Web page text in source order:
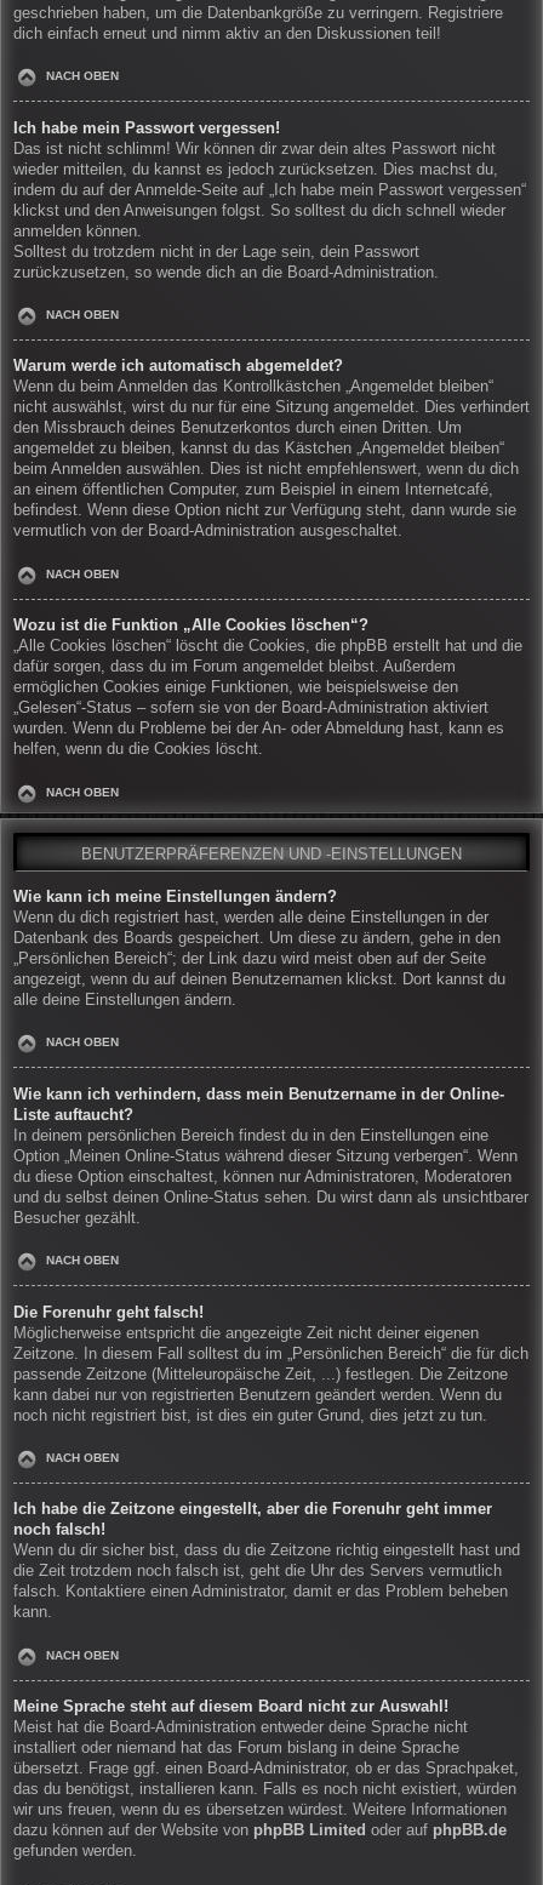
geschrieben haben, um die Datenbankgröße zu verringern. Registriere
dich einfach erneut und nimm aktiv an den Diskussionen teil!
NACH OBEN
Ich habe mein Passwort vergessen!
Das ist nicht schlimm! Wir können dir zwar dein altes Passwort nicht
wieder mitteilen, du kannst es jedoch zurücksetzen. Dies machst du,
indem du auf der Anmelde-Seite auf „Ich habe mein Passwort vergessen“
klickst und den Anweisungen folgst. So solltest du dich schnell wieder
anmelden können.
Solltest du trotzdem nicht in der Lage sein, dein Passwort
zurückzusetzen, so wende dich an die Board-Administration.
NACH OBEN
Warum werde ich automatisch abgemeldet?
Wenn du beim Anmelden das Kontrollkästchen „Angemeldet bleiben“
nicht auswählst, wirst du nur für eine Sitzung angemeldet. Dies verhindert
den Missbrauch deines Benutzerkontos durch einen Dritten. Um
angemeldet zu bleiben, kannst du das Kästchen „Angemeldet bleiben“
beim Anmelden auswählen. Dies ist nicht empfehlenswert, wenn du dich
an einem öffentlichen Computer, zum Beispiel in einem Internetcafé,
befindest. Wenn diese Option nicht zur Verfügung steht, dann wurde sie
vermutlich von der Board-Administration ausgeschaltet.
NACH OBEN
Wozu ist die Funktion „Alle Cookies löschen“?
„Alle Cookies löschen“ löscht die Cookies, die phpBB erstellt hat und die
dafür sorgen, dass du im Forum angemeldet bleibst. Außerdem
ermöglichen Cookies einige Funktionen, wie beispielsweise den
„Gelesen“-Status – sofern sie von der Board-Administration aktiviert
wurden. Wenn du Probleme bei der An- oder Abmeldung hast, kann es
helfen, wenn du die Cookies löscht.
NACH OBEN
BENUTZERPRÄFERENZEN UND -EINSTELLUNGEN
Wie kann ich meine Einstellungen ändern?
Wenn du dich registriert hast, werden alle deine Einstellungen in der
Datenbank des Boards gespeichert. Um diese zu ändern, gehe in den
„Persönlichen Bereich“; der Link dazu wird meist oben auf der Seite
angezeigt, wenn du auf deinen Benutzernamen klickst. Dort kannst du
alle deine Einstellungen ändern.
NACH OBEN
Wie kann ich verhindern, dass mein Benutzername in der Online-
Liste auftaucht?
In deinem persönlichen Bereich findest du in den Einstellungen eine
Option „Meinen Online-Status während dieser Sitzung verbergen“. Wenn
du diese Option einschaltest, können nur Administratoren, Moderatoren
und du selbst deinen Online-Status sehen. Du wirst dann als unsichtbarer
Besucher gezählt.
NACH OBEN
Die Forenuhr geht falsch!
Möglicherweise entspricht die angezeigte Zeit nicht deiner eigenen
Zeitzone. In diesem Fall solltest du im „Persönlichen Bereich“ die für dich
passende Zeitzone (Mitteleuropäische Zeit, ...) festlegen. Die Zeitzone
kann dabei nur von registrierten Benutzern geändert werden. Wenn du
noch nicht registriert bist, ist dies ein guter Grund, dies jetzt zu tun.
NACH OBEN
Ich habe die Zeitzone eingestellt, aber die Forenuhr geht immer
noch falsch!
Wenn du dir sicher bist, dass du die Zeitzone richtig eingestellt hast und
die Zeit trotzdem noch falsch ist, geht die Uhr des Servers vermutlich
falsch. Kontaktiere einen Administrator, damit er das Problem beheben
kann.
NACH OBEN
Meine Sprache steht auf diesem Board nicht zur Auswahl!
Meist hat die Board-Administration entweder deine Sprache nicht
installiert oder niemand hat das Forum bislang in deine Sprache
übersetzt. Frage ggf. einen Board-Administrator, ob er das Sprachpaket,
das du benötigst, installieren kann. Falls es noch nicht existiert, würden
wir uns freuen, wenn du es übersetzen würdest. Weitere Informationen
dazu können auf der Website von phpBB Limited oder auf phpBB.de
gefunden werden.